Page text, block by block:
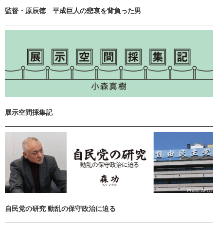
監督・原辰徳 平成巨人の悲哀を背負った男
展示空間採集記
自民党の研究 動乱の保守政治に迫る